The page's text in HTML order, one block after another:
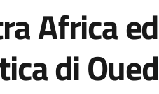
Africa ed
di Oued